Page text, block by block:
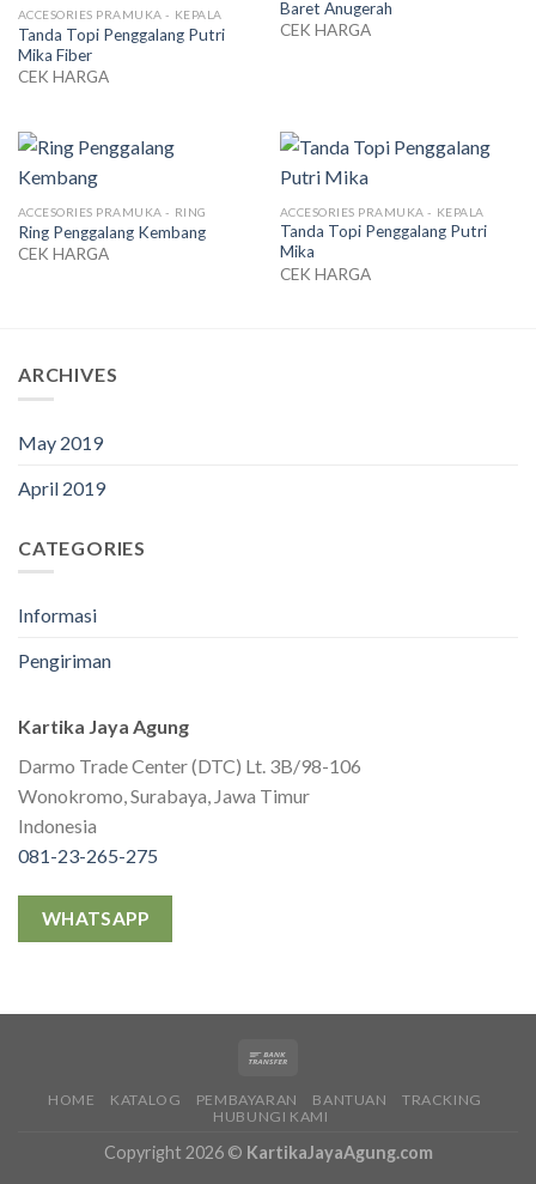
ACCESORIES PRAMUKA - KEPALA
Tanda Topi Penggalang Putri
Mika Fiber
CEK HARGA
Baret Anugerah
CEK HARGA
ACCESORIES PRAMUKA - RING
Ring Penggalang Kembang
CEK HARGA
ACCESORIES PRAMUKA - KEPALA
Tanda Topi Penggalang Putri
Mika
CEK HARGA
ARCHIVES
May 2019
April 2019
CATEGORIES
Informasi
Pengiriman
Kartika Jaya Agung
Darmo Trade Center (DTC) Lt. 3B/98-106
Wonokromo, Surabaya, Jawa Timur
Indonesia
081-23-265-275
WHATSAPP
HOME KATALOG PEMBAYARAN BANTUAN
TRACKING
HUBUNGI KAMI
Copyright 2026 © KartikaJayaAgung.com